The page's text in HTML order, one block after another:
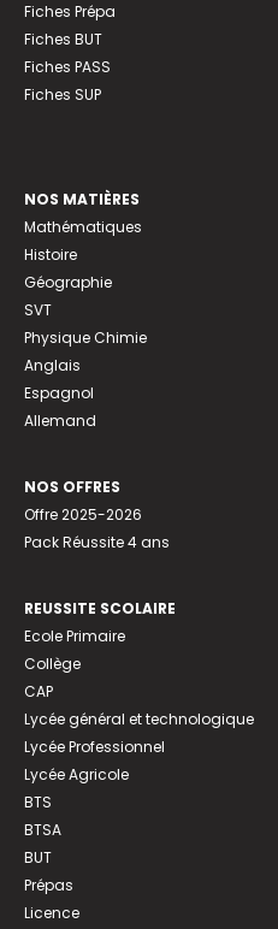
Fiches Prépa
Fiches BUT
Fiches PASS
Fiches SUP
NOS MATIÈRES
Mathématiques
Histoire
Géographie
SVT
Physique Chimie
Anglais
Espagnol
Allemand
NOS OFFRES
Offre 2025-2026
Pack Réussite 4 ans
REUSSITE SCOLAIRE
Ecole Primaire
Collège
CAP
Lycée général et technologique
Lycée Professionnel
Lycée Agricole
BTS
BTSA
BUT
Prépas
Licence